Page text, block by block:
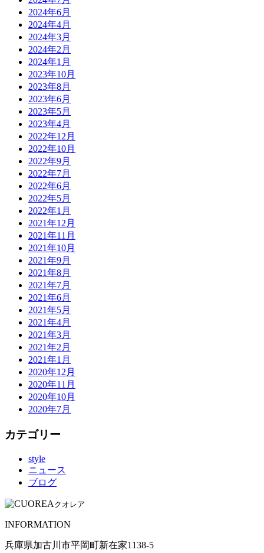
2024年6月
2024年4月
2024年3月
2024年2月
2024年1月
2023年10月
2023年8月
2023年6月
2023年5月
2023年4月
2022年12月
2022年10月
2022年9月
2022年7月
2022年6月
2022年5月
2022年1月
2021年12月
2021年11月
2021年10月
2021年9月
2021年8月
2021年7月
2021年6月
2021年5月
2021年4月
2021年3月
2021年2月
2021年1月
2020年12月
2020年11月
2020年10月
2020年7月
カテゴリー
style
ニュース
ブログ
クオレア
INFORMATION
兵庫県加古川市平岡町新在家1138-5